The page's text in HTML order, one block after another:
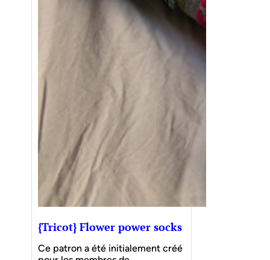
{Tricot} Flower power socks
Ce patron a été initialement créé